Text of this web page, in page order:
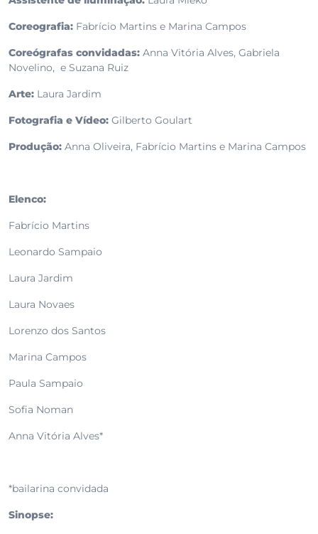
Coreografia: Fabrício Martins e Marina Campos
Coreógrafas convidadas: Anna Vitória Alves, Gabriela
Novelino, e Suzana Ruiz
Arte: Laura Jardim
Fotografia e Vídeo: Gilberto Goulart
Produção: Anna Oliveira, Fabrício Martins e Marina Campos
Elenco:
Fabrício Martins
Leonardo Sampaio
Laura Jardim
Laura Novaes
Lorenzo dos Santos
Marina Campos
Paula Sampaio
Sofia Noman
Anna Vitória Alves*
*bailarina convidada
Sinopse: